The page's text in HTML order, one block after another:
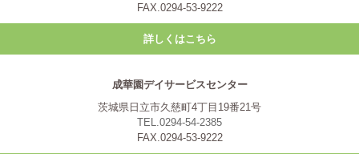
FAX.0294-53-9222
詳しくはこちら
成華園デイサービスセンター
茨城県日立市久慈町4丁目19番21号
TEL.0294-54-2385
FAX.0294-53-9222